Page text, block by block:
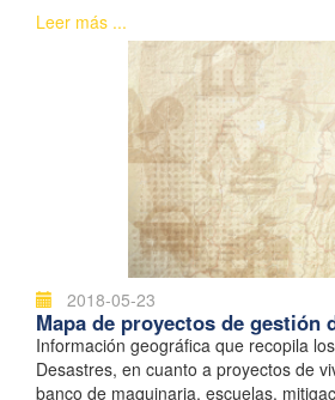
Leer más ...
2018-05-23
Mapa de proyectos de gestión
Información geográfica que recopila
Desastres, en cuanto a proyectos de
banco de maquinaria, escuelas,